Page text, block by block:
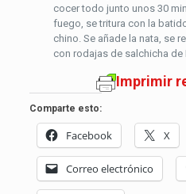
cocer todo junto unos 30
fuego, se tritura con la
chino. Se añade la nata, se
con rodajas de salchicha
Imprimir
Comparte esto:
Facebook X
Correo electrónico